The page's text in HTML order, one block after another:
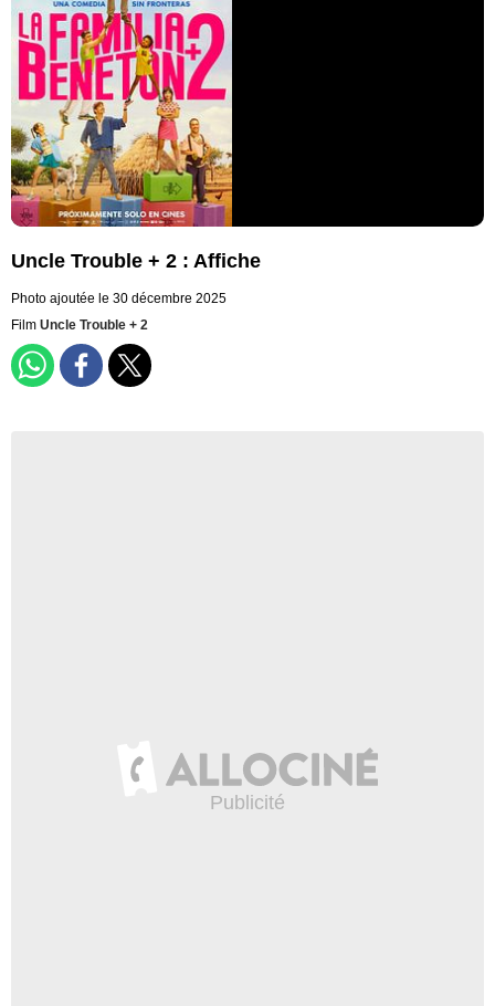
Uncle Trouble + 2 : Affiche
Photo ajoutée le 30 décembre 2025
Film Uncle Trouble + 2